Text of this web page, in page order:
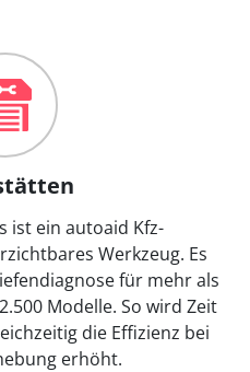
ist ein autoaid Kfz-
Werkzeug. Es
für mehr als
Modelle. So wird Zeit
die Effizienz bei
erhöht.